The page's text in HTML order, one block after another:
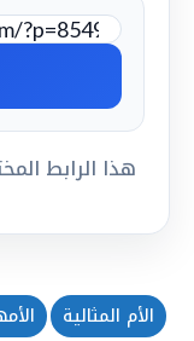
هذا الرابط
الأم المثالية